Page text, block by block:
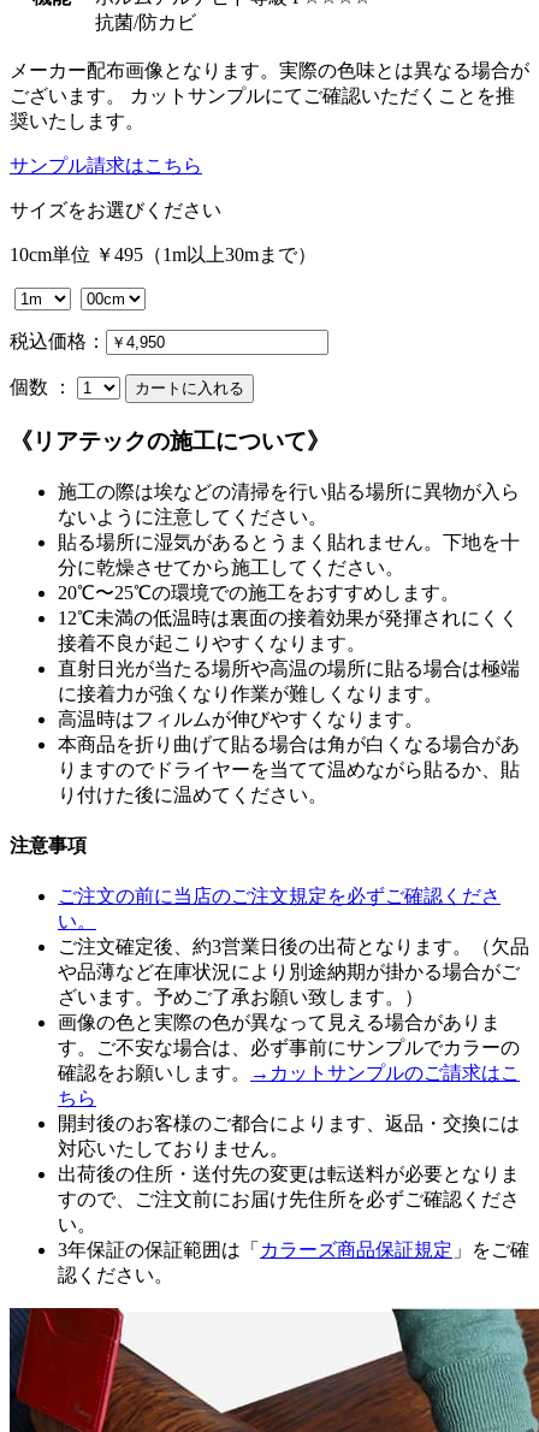
抗菌/防カビ
メーカー配布画像となります。実際の色味とは異なる場合が
ございます。 カットサンプルにてご確認いただくことを推
奨いたします。
サンプル請求はこちら
サイズをお選びください
10cm単位 ￥495（1m以上30mまで）
税込価格：
個数 ：
《リアテックの施工について》
施工の際は埃などの清掃を行い貼る場所に異物が入ら
ないように注意してください。
貼る場所に湿気があるとうまく貼れません。下地を十
分に乾燥させてから施工してください。
20℃〜25℃の環境での施工をおすすめします。
12℃未満の低温時は裏面の接着効果が発揮されにくく
接着不良が起こりやすくなります。
直射日光が当たる場所や高温の場所に貼る場合は極端
に接着力が強くなり作業が難しくなります。
高温時はフィルムが伸びやすくなります。
本商品を折り曲げて貼る場合は角が白くなる場合があ
りますのでドライヤーを当てて温めながら貼るか、貼
り付けた後に温めてください。
注意事項
ご注文の前に当店のご注文規定を必ずご確認くださ
い。
ご注文確定後、約3営業日後の出荷となります。（欠品
や品薄など在庫状況により別途納期が掛かる場合がご
ざいます。予めご了承お願い致します。）
画像の色と実際の色が異なって見える場合がありま
す。ご不安な場合は、必ず事前にサンプルでカラーの
確認をお願いします。
→カットサンプルのご請求はこ
ちら
開封後のお客様のご都合によります、返品・交換には
対応いたしておりません。
出荷後の住所・送付先の変更は転送料が必要となりま
すので、ご注文前にお届け先住所を必ずご確認くださ
い。
3年保証の保証範囲は「 カラーズ商品保証規定 」をご確
認ください。